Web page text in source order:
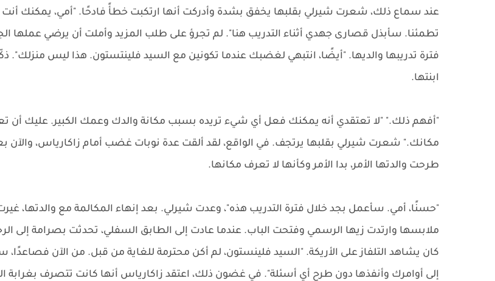
عند سماع ذلك، شعرت شيرلي بقلبها يخفق بشدة وأدركت أنها ارتكبت خطأً فادحًا. "أمي، يمكنك أنت
تطمئنا. سأبذل قصارى جهدي أثناء التدريب هنا". لم تجرؤ على طلب المزيد وأملت أن يرضي عملها
فترة تدريبها والديها. "أيضًا، انتبهي لغضبك عندما تكونين مع السيد فلينتستون. هذا ليس منزلك".
ابنتها.
"أفهم ذلك." "لا تعتقدي أنه يمكنك فعل أي شيء تريده بسبب مكانة والدك وعمك الكبير. عليك أن
مكانك." شعرت شيرلي بقلبها يرتجف. في الواقع، لقد ألقت عدة نوبات غضب أمام زاكارياس، والآن
طرحت والدتها الأمر، بدا الأمر وكأنها لا تعرف مكانها.
"حسنًا، أمي. سأعمل بجد خلال فترة التدريب هذه"، وعدت شيرلي. بعد إنهاء المكالمة مع والدتها،
ملابسها وارتدت زيها الرسمي وفتحت الباب. عندما عادت إلى الطابق السفلي، تحدثت بصرامة إلى
كان يشاهد التلفاز على الأريكة. "السيد فلينستون، لم أكن محترمة للغاية من قبل. من الآن
إلى أوامرك وأنفذها دون طرح أي أسئلة". في غضون ذلك، اعتقد زاكارياس أنها كانت تتصرف بغرابة